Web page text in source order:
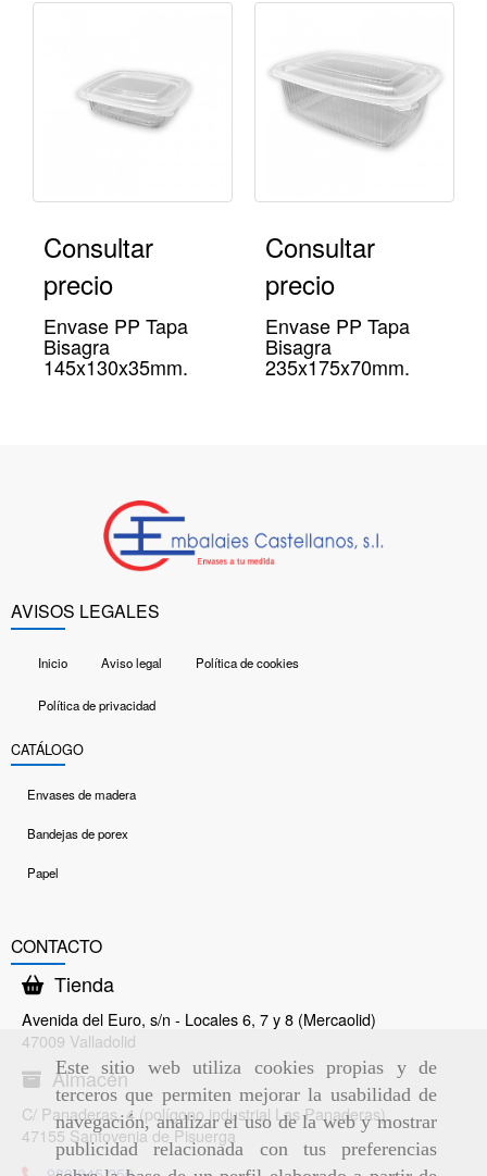
Este sitio web utiliza cookies propias y de
terceros que permiten mejorar la usabilidad de
navegación, analizar el uso de la web y mostrar
publicidad relacionada con tus preferencias
Consultar
precio
Envase PP Tapa
Bisagra
145x130x35mm.
Consultar
precio
Envase PP Tapa
Bisagra
235x175x70mm.
AVISOS LEGALES
Inicio Aviso legal Política de cookies
Política de privacidad
CATÁLOGO
Envases de madera
Bandejas de porex
Papel
CONTACTO
Tienda
Avenida del Euro, s/n - Locales 6, 7 y 8 (Mercaolid)
47009 Valladolid
Almacén
C/ Panaderas, 4 (polígono industrial Las Panaderas)
47155 Santovenia de Pisuerga